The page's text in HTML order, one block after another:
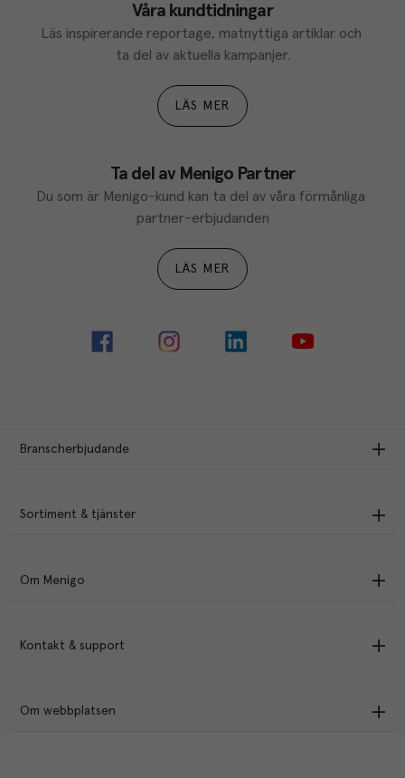
Våra kundtidningar
Läs inspirerande reportage, matnyttiga artiklar och
ta del av aktuella kampanjer.
LÄS MER
Ta del av Menigo Partner
Du som är Menigo-kund kan ta del av våra förmånliga
partner-erbjudanden
LÄS MER
Branscherbjudande
Sortiment & tjänster
Om Menigo
Kontakt & support
Om webbplatsen